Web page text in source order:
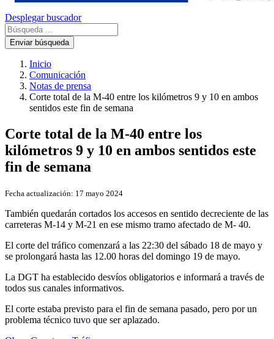
Desplegar buscador
Enviar búsqueda
Inicio
Comunicación
Notas de prensa
Corte total de la M-40 entre los kilómetros 9 y 10 en ambos
sentidos este fin de semana
Corte total de la M-40 entre los
kilómetros 9 y 10 en ambos sentidos este
fin de semana
Fecha actualización: 17 mayo 2024
También quedarán cortados los accesos en sentido decreciente de las
carreteras M-14 y M-21 en ese mismo tramo afectado de M- 40.
El corte del tráfico comenzará a las 22:30 del sábado 18 de mayo y
se prolongará hasta las 12.00 horas del domingo 19 de mayo.
La DGT ha establecido desvíos obligatorios e informará a través de
todos sus canales informativos.
El corte estaba previsto para el fin de semana pasado, pero por un
problema técnico tuvo que ser aplazado.